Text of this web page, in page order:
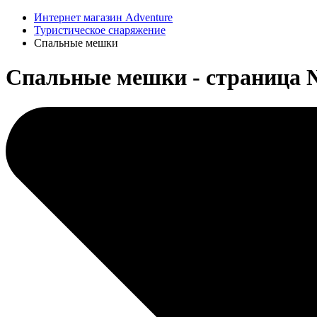
Интернет магазин Adventure
Туристическое снаряжение
Спальные мешки
Спальные мешки - страница